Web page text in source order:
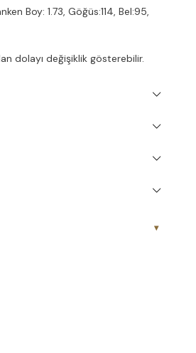
Boy: 1.73, Göğüs:114, Bel:95,
dolayı değişiklik gösterebilir.
▾